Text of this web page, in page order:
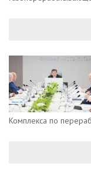
Комплекса по